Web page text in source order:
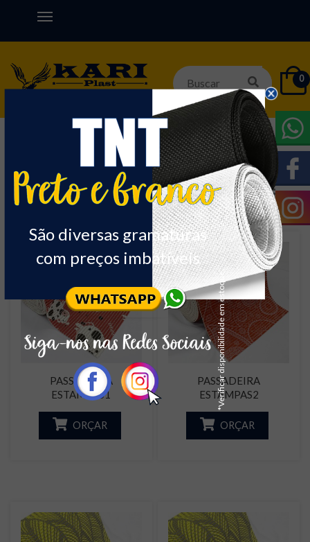
0
DIVERSOS PASSADEIRA
Ordenar: Nome
PASSADEIRA
ESTAMPAS1
ORÇAR
PASSADEIRA
ESTAMPAS2
ORÇAR
*Verificar disponibilidade em estoque
São diversas gramaturas
com preços imbatíveis